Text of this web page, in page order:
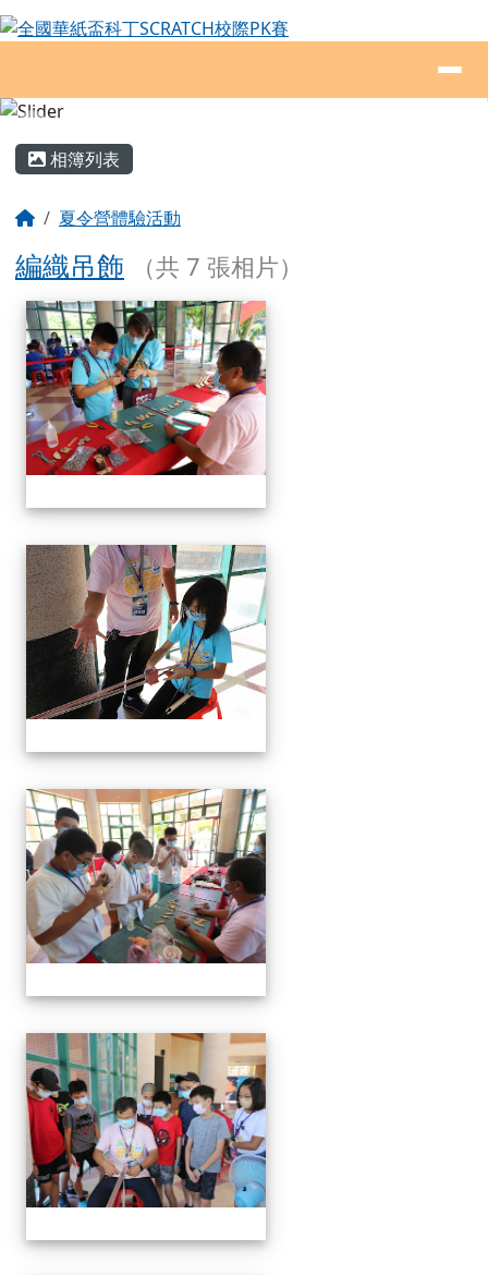
跳至主內容區
全國華紙盃科丁SCRATCH校際PK賽
主內容區域
相簿列表
回首頁夏令營體驗活動
編織吊飾 （共 7 張相片）
相簿列表 編織吊飾
編織吊飾
編織吊飾
編織吊飾
頁尾區域